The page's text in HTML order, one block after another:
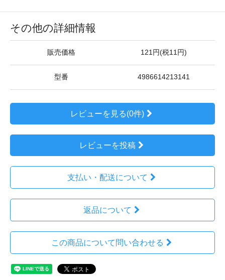
その他の詳細情報
販売価格 121円(税11円)
型番 4986614213141
レビューを見る(0件)
レビューを投稿
支払い・配送について
返品について
この商品について問い合わせる